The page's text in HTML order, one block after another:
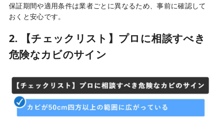
保証期間や適用条件は業者ごとに異なるため、事前に確認して
おくと安心です。
2. 【チェックリスト】プロに相談すべき
危険なカビのサイン